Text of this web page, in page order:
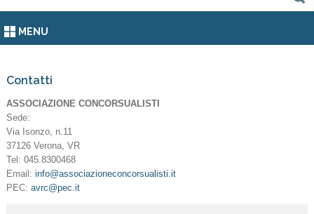
MENU
Contatti
ASSOCIAZIONE CONCORSUALISTI
Sede:
Via Isonzo, n.11
37126 Verona, VR
Tel: 045.8300468
Email: info@associazioneconcorsualisti.it
PEC: avrc@pec.it